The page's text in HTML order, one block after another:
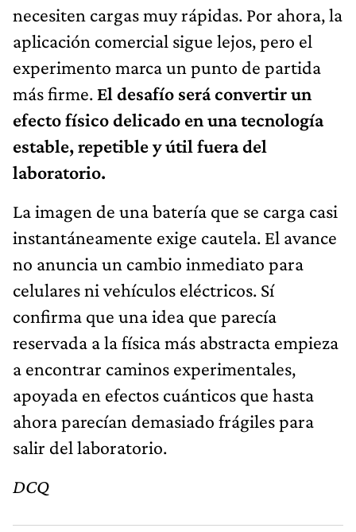
necesiten cargas muy rápidas. Por ahora, la
aplicación comercial sigue lejos, pero el
experimento marca un punto de partida
más firme. El desafío será convertir un
efecto físico delicado en una tecnología
estable, repetible y útil fuera del
laboratorio.
La imagen de una batería que se carga casi
instantáneamente exige cautela. El avance
no anuncia un cambio inmediato para
celulares ni vehículos eléctricos. Sí
confirma que una idea que parecía
reservada a la física más abstracta empieza
a encontrar caminos experimentales,
apoyada en efectos cuánticos que hasta
ahora parecían demasiado frágiles para
salir del laboratorio.
DCQ